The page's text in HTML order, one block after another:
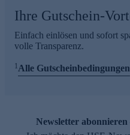
Ihre Gutschein-
Einfach einlösen und sofort
volle Transparenz.
1Alle Gutscheinbedingungen
Newsletter